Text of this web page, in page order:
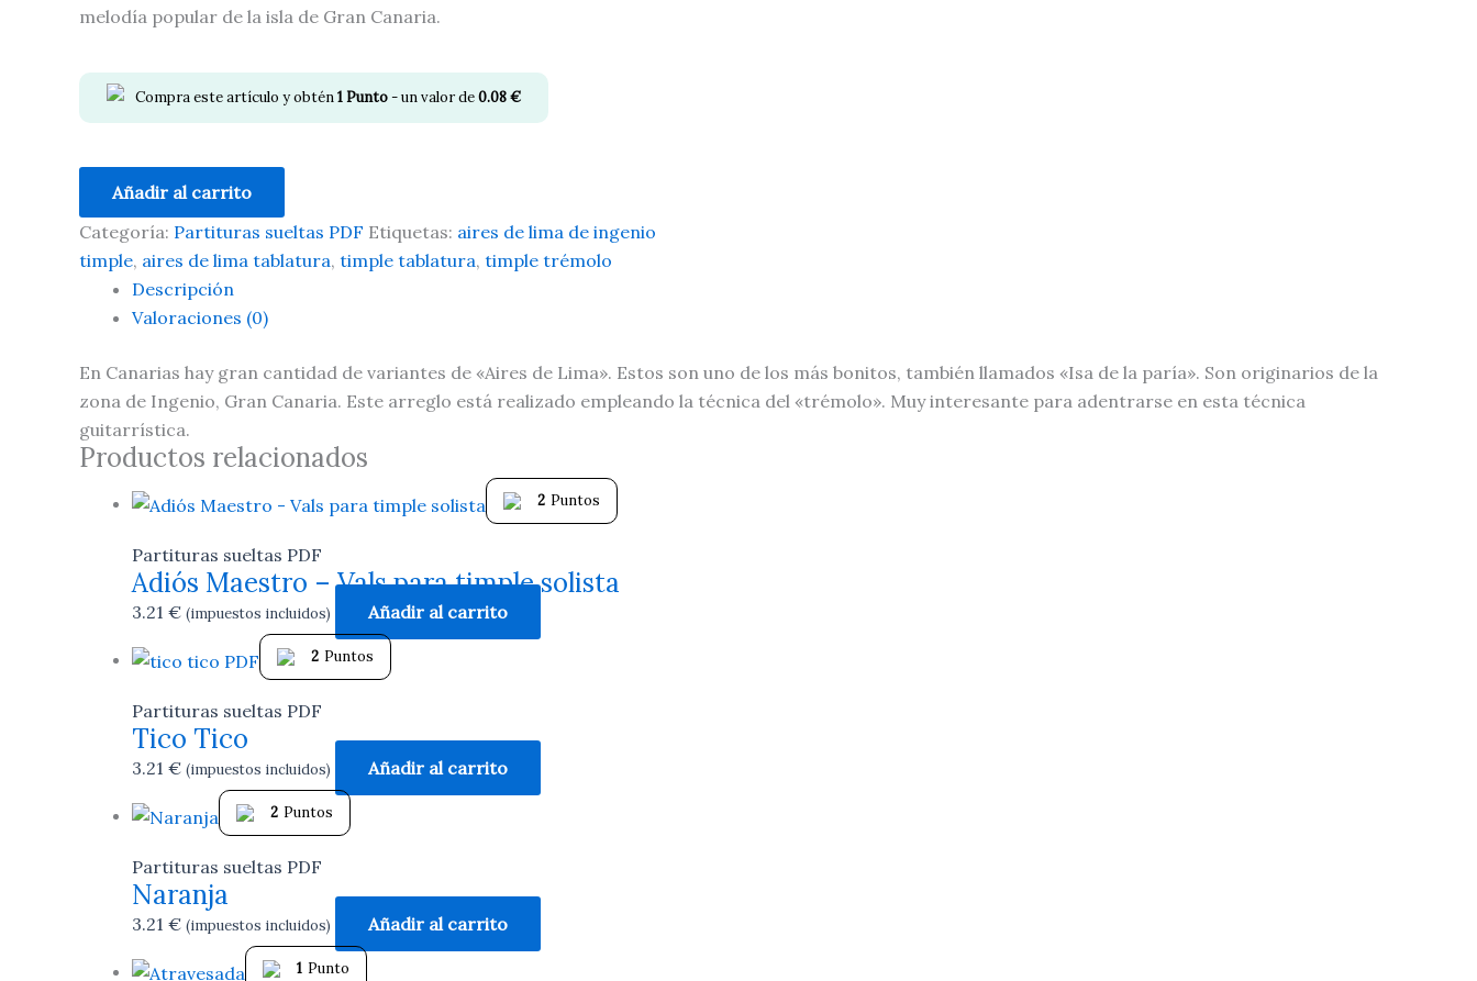
melodía popular de la isla de Gran Canaria.
Compra este artículo y obtén1Punto- un valor de0.08€
Añadir al carrito
Categoría: Partituras sueltas PDF Etiquetas: aires de lima de ingenio
timple, aires de lima tablatura, timple tablatura, timple trémolo
Descripción
Valoraciones (0)
En Canarias hay gran cantidad de variantes de «Aires de Lima». Estos son uno de los más bonitos, también llamados «Isa de la paría». Son originarios de la
zona de Ingenio, Gran Canaria. Este arreglo está realizado empleando la técnica del «trémolo». Muy interesante para adentrarse en esta técnica
guitarrística.
Productos relacionados
2 Puntos
Partituras sueltas PDF
Adiós Maestro – Vals para timple solista
3.21 € (impuestos incluidos) Añadir al carrito
2 Puntos
Partituras sueltas PDF
Tico Tico
3.21 € (impuestos incluidos) Añadir al carrito
2 Puntos
Partituras sueltas PDF
Naranja
3.21 € (impuestos incluidos) Añadir al carrito
1 Punto